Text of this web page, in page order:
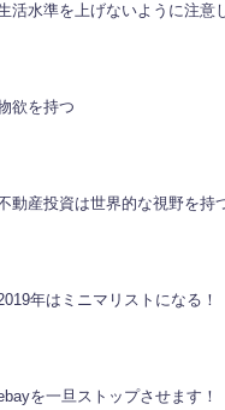
活水準を上げないように注意
欲を持つ
動産投資は世界的な視野を持
年はミニマリストになる！
を一旦ストップさせます！